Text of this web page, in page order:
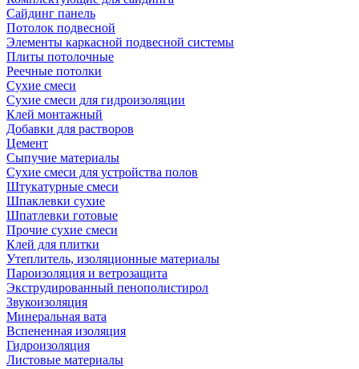
Сайдинг панель
Потолок подвесной
Элементы каркасной подвесной системы
Плиты потолочные
Реечные потолки
Сухие смеси
Сухие смеси для гидроизоляции
Клей монтажный
Добавки для растворов
Цемент
Сыпучие материалы
Сухие смеси для устройства полов
Штукатурные смеси
Шпаклевки сухие
Шпатлевки готовые
Прочие сухие смеси
Клей для плитки
Утеплитель, изоляционные материалы
Пароизоляция и ветрозащита
Экструдированный пенополистирол
Звукоизоляция
Минеральная вата
Вспененная изоляция
Гидроизоляция
Листовые материалы